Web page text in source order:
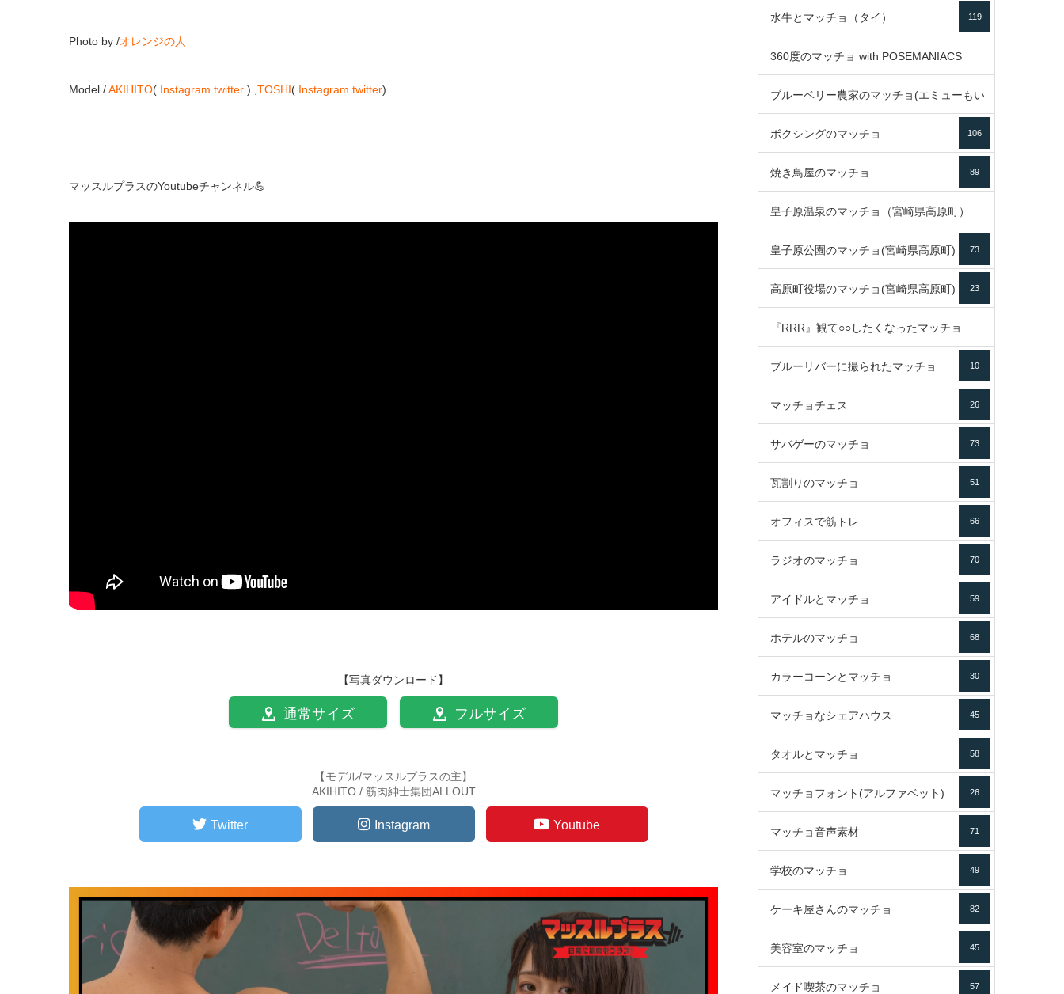
Photo by /オレンジの人
Model /AKIHITO( Instagram twitter ) , TOSHI( Instagram twitter)
マッスルプラスのYoutubeチャンネル💪
【写真ダウンロード】
通常サイズ フルサイズ
【モデル/マッスルプラスの主】
AKIHITO / 筋肉紳士集団ALLOUT
Twitter Instagram Youtube
水牛とマッチョ（タイ） 119
360度のマッチョ with POSEMANIACS
49
ブルーベリー農家のマッチョ(エミューもい
るよ) 72
ボクシングのマッチョ 106
焼き鳥屋のマッチョ 89
皇子原温泉のマッチョ（宮崎県高原町）
133
皇子原公園のマッチョ(宮崎県高原町) 73
高原町役場のマッチョ(宮崎県高原町) 23
『RRR』観て○○したくなったマッチョ
16
ブルーリバーに撮られたマッチョ 10
マッチョチェス 26
サバゲーのマッチョ 73
瓦割りのマッチョ 51
オフィスで筋トレ 66
ラジオのマッチョ 70
アイドルとマッチョ 59
ホテルのマッチョ 68
カラーコーンとマッチョ 30
マッチョなシェアハウス 45
タオルとマッチョ 58
マッチョフォント(アルファベット) 26
マッチョ音声素材 71
学校のマッチョ 49
ケーキ屋さんのマッチョ 82
美容室のマッチョ 45
メイド喫茶のマッチョ 57